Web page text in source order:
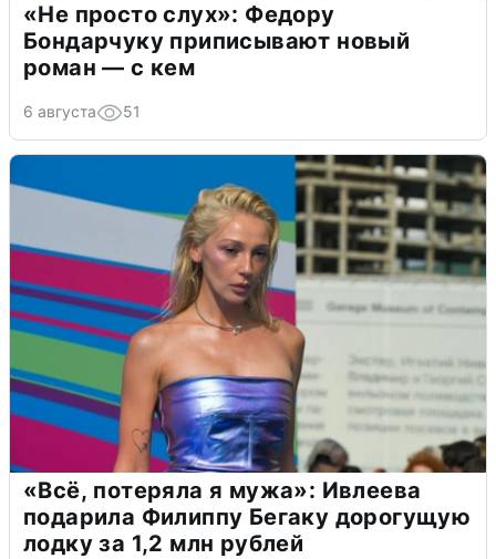
«Не просто слух»: Федору
Бондарчуку приписывают новый
роман — с кем
6 августа 51
«Всё, потеряла я мужа»: Ивлеева
подарила Филиппу Бегаку дорогущую
лодку за 1,2 млн рублей